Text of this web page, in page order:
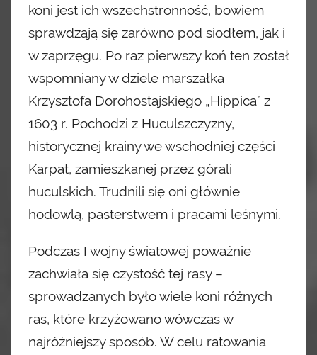
koni jest ich wszechstronność, bowiem
sprawdzają się zarówno pod siodłem, jak i
w zaprzęgu. Po raz pierwszy koń ten został
wspomniany w dziele marszałka
Krzysztofa Dorohostajskiego „Hippica” z
1603 r. Pochodzi z Huculszczyzny,
historycznej krainy we wschodniej części
Karpat, zamieszkanej przez górali
huculskich. Trudnili się oni głównie
hodowlą, pasterstwem i pracami leśnymi.
Podczas I wojny światowej poważnie
zachwiała się czystość tej rasy –
sprowadzanych było wiele koni różnych
ras, które krzyżowano wówczas w
najróżniejszy sposób. W celu ratowania